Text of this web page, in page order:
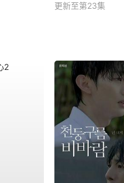
更新至第23集